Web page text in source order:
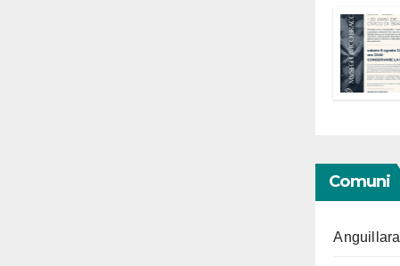
Comuni
Anguillara